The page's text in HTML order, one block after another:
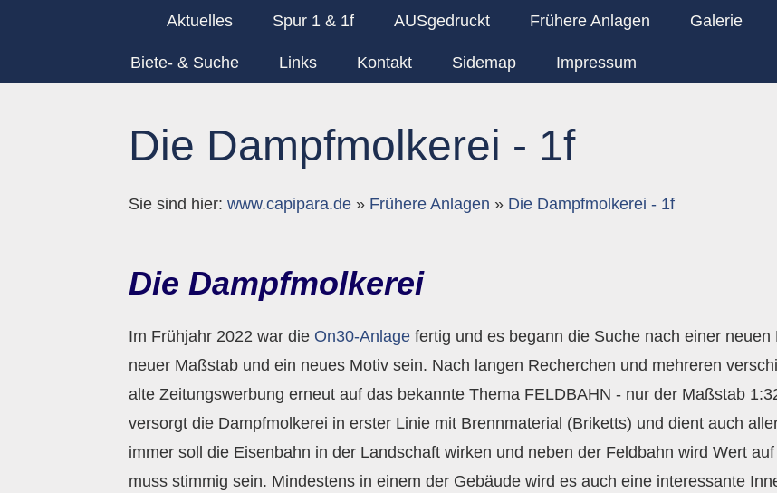
Aktuelles Spur 1 & 1f AUSgedruckt Frühere Anlagen Galerie
Biete- & Suche Links Kontakt Sidemap Impressum
Die Dampfmolkerei - 1f
Sie sind hier: www.capipara.de » Frühere Anlagen » Die Dampfmolkerei - 1f
Die Dampfmolkerei
Im Frühjahr 2022 war die On30-Anlage fertig und es begann die Suche nach einer
neuer Maßstab und ein neues Motiv sein. Nach langen Recherchen und mehreren
alte Zeitungswerbung erneut auf das bekannte Thema FELDBAHN - nur der Maßstab
versorgt die Dampfmolkerei in erster Linie mit Brennmaterial (Briketts) und dient auch
immer soll die Eisenbahn in der Landschaft wirken und neben der Feldbahn wird Wert
muss stimmig sein. Mindestens in einem der Gebäude wird es auch eine interessante